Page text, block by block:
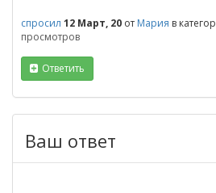
спросил 12 Март, 20 от Мария в
просмотров
Ответить
Ваш ответ